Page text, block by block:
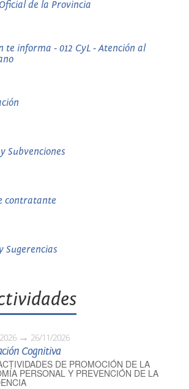
de la Provincia
te informa - 012 CyL - Atención al
Subvenciones
contratante
Sugerencias
26/11/2026
Cognitiva
DE PROMOCIÓN DE LA
PERSONAL Y PREVENCIÓN DE LA